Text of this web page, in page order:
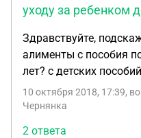
уходу за ребенком
Здравствуйте,
алименты с пособия
лет? с детских
10 октября 2018, 17:39,
Чернянка
2 ответа